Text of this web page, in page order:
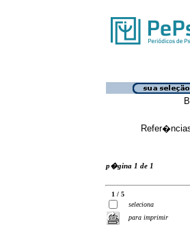
p�gina 1 de 1
1 / 5
seleciona
para imprimir